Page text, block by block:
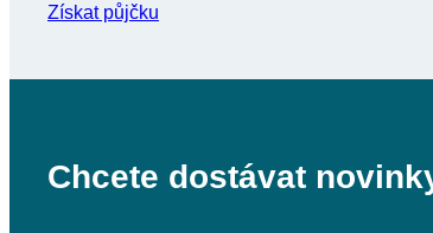
Získat půjčku
Chcete dostávat